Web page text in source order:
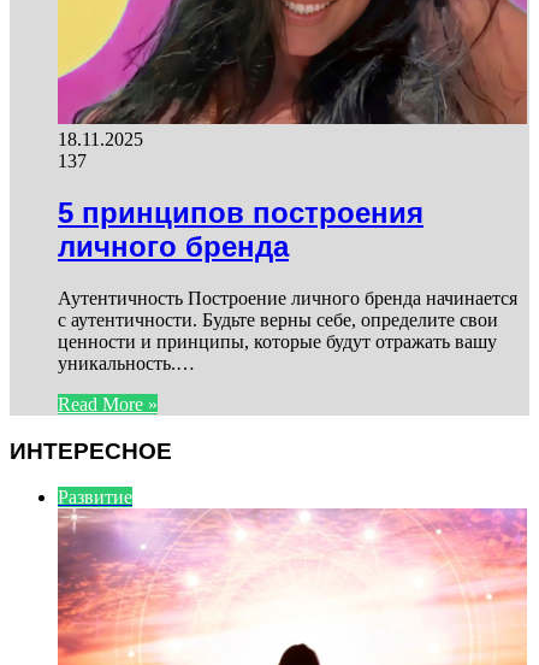
18.11.2025
137
5 принципов построения
личного бренда
Аутентичность Построение личного бренда начинается
с аутентичности. Будьте верны себе, определите свои
ценности и принципы, которые будут отражать вашу
уникальность.…
Read More »
ИНТЕРЕСНОЕ
Развитие